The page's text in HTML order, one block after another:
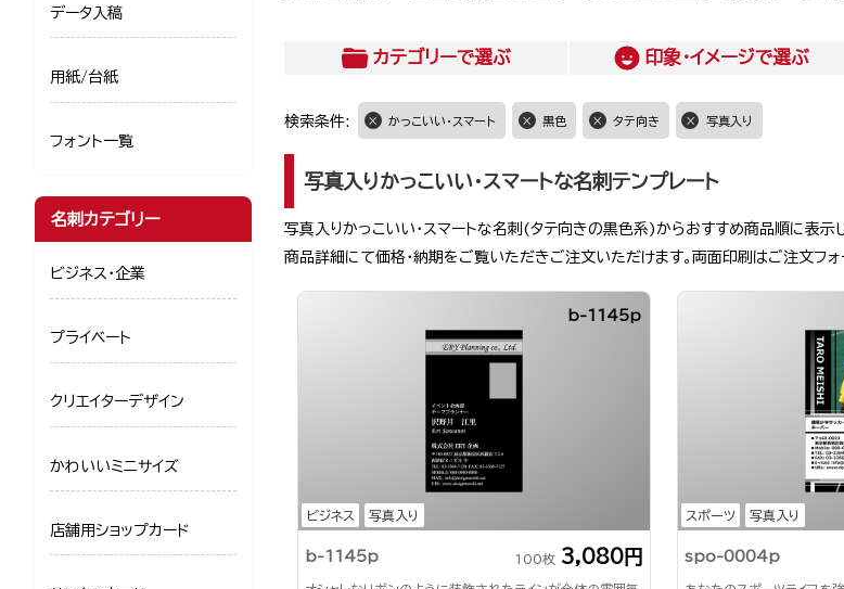
カテゴリーで選ぶ 印象・イメージで選ぶ
検索条件: かっこいい・スマート 黒色 タテ向き 写真入り
写真入りかっこいい・スマートな名刺テンプレート
写真入りかっこいい・スマートな名刺(タテ向きの黒色系)からおすすめ商品順に表示
商品詳細にて価格・納期をご覧いただきご注文いただけます。両面印刷はご注文フォ
ビジネス 写真入り
b-1145p
b-1145p 100枚 3,080円
スポーツ 写真入り
spo-0004p
データ入稿
用紙/台紙
フォント一覧
名刺カテゴリー
ビジネス・企業
プライベート
クリエイターデザイン
かわいいミニサイズ
店舗用ショップカード